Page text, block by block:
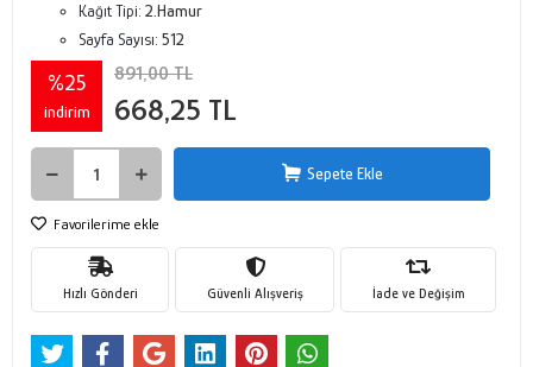
Kağıt Tipi: 2.Hamur
Sayfa Sayısı: 512
%25
indirim
891,00 TL
668,25 TL
Sepete Ekle
Favorilerime ekle
Hızlı Gönderi Güvenli Alışveriş İade ve Değişim